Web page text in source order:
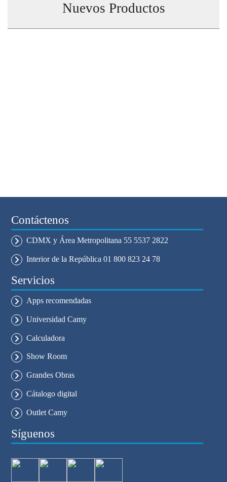
Nuevos Productos
Contáctenos
CDMX y Área Metropolitana 55 5537 2822
Interior de la República 01 800 823 24 78
Servicios
Apps recomendadas
Universidad Camy
Calculadora
Show Room
Grandes Obras
Cátalogo digital
Outlet Camy
Síguenos